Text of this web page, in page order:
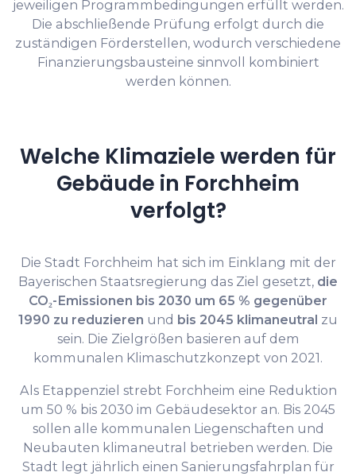
jeweiligen Programmbedingungen erfüllt werden.
Die abschließende Prüfung erfolgt durch die
zuständigen Förderstellen, wodurch verschiedene
Finanzierungsbausteine sinnvoll kombiniert
werden können.
Welche Klimaziele werden für
Gebäude in Forchheim
verfolgt?
Die Stadt Forchheim hat sich im Einklang mit der
Bayerischen Staatsregierung das Ziel gesetzt, die
CO₂-Emissionen bis 2030 um 65 % gegenüber
1990 zu reduzieren und bis 2045 klimaneutral zu
sein. Die Zielgrößen basieren auf dem
kommunalen Klimaschutzkonzept von 2021.
Als Etappenziel strebt Forchheim eine Reduktion
um 50 % bis 2030 im Gebäudesektor an. Bis 2045
sollen alle kommunalen Liegenschaften und
Neubauten klimaneutral betrieben werden. Die
Stadt legt jährlich einen Sanierungsfahrplan für